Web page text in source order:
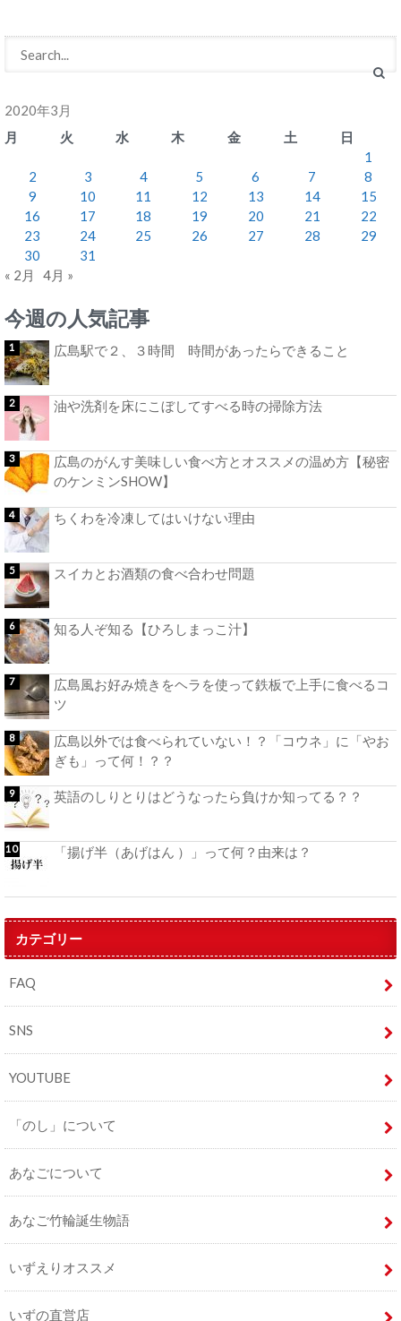
2020年3月
月
火 水 木 金 土
日
1
2
3 4 5 6 7
8
9
10 11 12 13 14
15
16
17 18 19 20 21
22
23
24 25 26 27 28
29
30
31
« 2月
4月 »
今週の人気記事
広島駅で２、３時間 時間があったらできること
油や洗剤を床にこぼしてすべる時の掃除方法
広島のがんす美味しい食べ方とオススメの温め方【秘密
のケンミンSHOW】
ちくわを冷凍してはいけない理由
スイカとお酒類の食べ合わせ問題
知る人ぞ知る【ひろしまっこ汁】
広島風お好み焼きをヘラを使って鉄板で上手に食べるコ
ツ
広島以外では食べられていない！？「コウネ」に「やお
ぎも」って何！？？
英語のしりとりはどうなったら負けか知ってる？？
「揚げ半（あげはん ）」って何？由来は？
カテゴリー
FAQ
SNS
YOUTUBE
「のし」について
あなごについて
あなご竹輪誕生物語
いずえりオススメ
いずの直営店